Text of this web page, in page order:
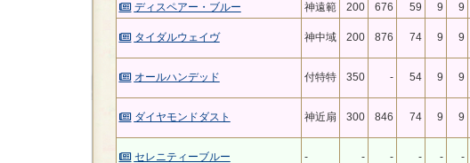
ディスペアー・ブルー
神遠範 200 676 59 9 9
タイダルウェイヴ 神中域 200 876 74 9 9
オールハンデッド 付特特 350 - 54 9 9
ダイヤモンドダスト 神近扇 300 846 74 9 9
セレニティーブルー - - - - - -